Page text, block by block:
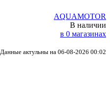
AQUAMOTOR
В наличии
в 0 магазинах
Данные актульны на 06-08-2026 00:02